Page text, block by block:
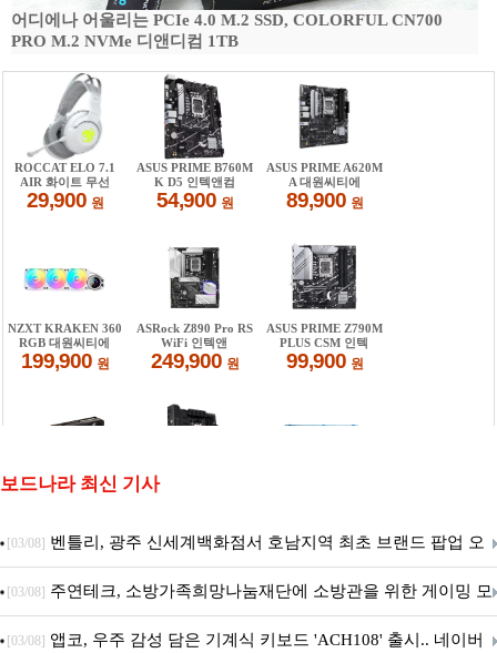
어디에나 어울리는 PCIe 4.0 M.2 SSD, COLORFUL CN700
PRO M.2 NVMe 디앤디컴 1TB
보드나라 최신 기사
[03/08] 벤틀리, 광주 신세계백화점서 호남지역 최초 브랜드 팝업 오
픈
[03/08] 주연테크, 소방가족희망나눔재단에 소방관을 위한 게이밍 모
니터·스마트 펫 침대 기부
[03/08] 앱코, 우주 감성 담은 기계식 키보드 'ACH108' 출시.. 네이버